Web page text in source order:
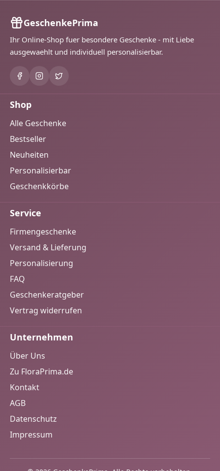
GeschenkePrima
Ihr Online-Shop fuer besondere Geschenke - mit Liebe
ausgewaehlt und individuell personalisierbar.
Shop
Alle Geschenke
Bestseller
Neuheiten
Personalisierbar
Geschenkkörbe
Service
Firmengeschenke
Versand & Lieferung
Personalisierung
FAQ
Geschenkeratgeber
Vertrag widerrufen
Unternehmen
Über Uns
Zu FloraPrima.de
Kontakt
AGB
Datenschutz
Impressum